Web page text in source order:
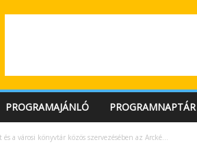
PROGRAMAJÁNLÓ PROGRAMNAPTÁR
a városi könyvtár közös szervezésében az Arcké…